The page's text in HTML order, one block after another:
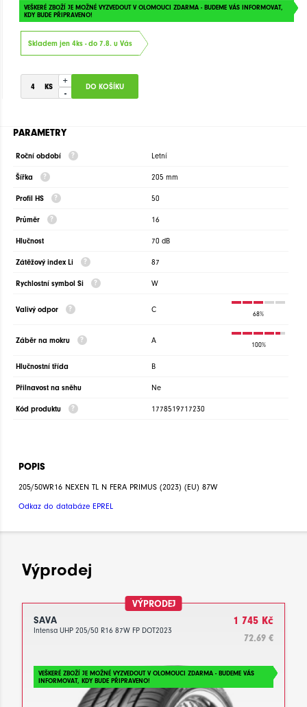
VEŠKERÉ ZBOŽÍ JE MOŽNÉ VYZVEDOUT V OLOMOUCI ZDARMA - BUDEME VÁS INFORMOVAT,
KDY BUDE PŘIPRAVENO!
Skladem jen 4ks - do 7.8. u Vás
+
-
PARAMETRY
Roční období Letní
Šířka 205 mm
Profil HS 50
Průměr 16
Hlučnost 70 dB
Zátěžový index Li 87
Rychlostní symbol Si W
Valivý odpor C
68%
Záběr na mokru A
100%
Hlučnostní třída B
Přilnavost na sněhu Ne
Kód produktu 1778519717230
POPIS
205/50WR16 NEXEN TL N FERA PRIMUS (2023) (EU) 87W
Odkaz do databáze EPREL
Výprodej
VÝPRODEJ
SAVA
Intensa UHP 205/50 R16 87W FP DOT2023
1 745 Kč
72.69 €
VEŠKERÉ ZBOŽÍ JE MOŽNÉ VYZVEDOUT V OLOMOUCI ZDARMA - BUDEME VÁS
INFORMOVAT, KDY BUDE PŘIPRAVENO!